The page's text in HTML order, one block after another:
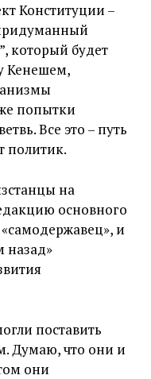
Конституции –
который будет
Кенешем,
попытки
Все это – путь
политик.
на
основного
«самодержавец», и
назад»
поставить
Думаю, что они и
они